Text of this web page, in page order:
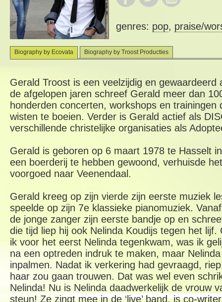
genres: pop, praise/
Biography by Ecovata Biography by Troost Producties
Gerald Troost is een veelzijdig en gewaardeerd
de afgelopen jaren schreef Gerald meer dan
honderden concerten, workshops en trainingen
wisten te boeien. Verder is Gerald actief als
verschillende christelijke organisaties als
Gerald is geboren op 6 maart 1978 te Hasselt
een boerderij te hebben gewoond, verhuisde
voorgoed naar Veenendaal.
Gerald kreeg op zijn vierde zijn eerste muziek
speelde op zijn 7e klassieke pianomuziek.
de jonge zanger zijn eerste bandje op en
die tijd liep hij ook Nelinda Koudijs tegen het lijf.
ik voor het eerst Nelinda tegenkwam, was ik
na een optreden indruk te maken, maar
inpalmen. Nadat ik verkering had gevraagd,
haar zou gaan trouwen. Dat was wel even
Nelinda! Nu is Nelinda daadwerkelijk de vrouw
steun! Ze zingt mee in de ‘live’ band, is co-